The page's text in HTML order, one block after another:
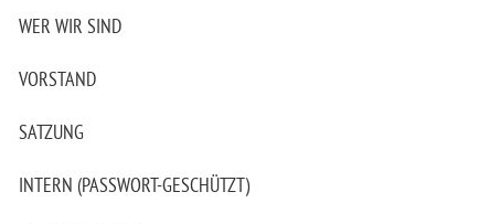
WER WIR SIND
VORSTAND
SATZUNG
INTERN (PASSWORT-GESCHÜTZT)